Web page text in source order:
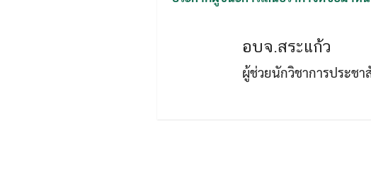
อบจ.สระแก้ว
ผู้ช่วยนักวิชาการประช